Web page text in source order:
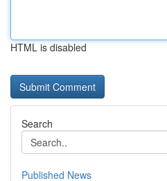
HTML is disabled
Search
Published News